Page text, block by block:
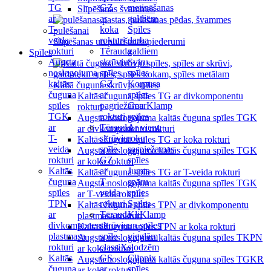
TG
ar
T-
veida
rokturi
Augsta
noslogojuma
kaltās
čuguna
spīles
TGK
ar
T-
veida
rokturi
Kaltās
čuguna
spīles
TPN
ar
divkomponentu
plastmasa
rokturi
Kaltās
čuguna
GZ
ar
koka
rokturi
Tērauda
skrūvju
spīles
GZ
ar
pagriežamu
rokturi
Tērauda
skrūvju
spīle
GZ
ar
T-
veida
rokturi
Tērauda
skrūvju
spīle
classiX
GS
ar
metināšanas
galdiem
Spīles
darba
galdiem
Sviru
spīles
Korpusa
spīles
GearKlamp
spīles
Ar vienu
roku
saspiežamas
spīles
Jumta
spāru
spīles
Spīles
KliKlamp
un spīles
vieglām
slodzēm
Clippix
spīles
Slīpēšanas švammes
Slīpēšanas un pulēšanas piederumi
Spīles
Kaltā čuguna skrūvju spīles
Kaltās čuguna spīles TG ar divkomponentu
rokturi
Augsta noslogojuma kaltās čuguna spīles TGK
ar divkomponentu rokturi
Kaltās čuguna spīles TG ar koka rokturi
Augsta noslogojuma kaltās čuguna spīles TGK
ar koka rokturi
Kaltās čuguna spīles TG ar T-veida rokturi
Augsta noslogojuma kaltās čuguna spīles TGK
ar T-veida rokturi
Kaltās čuguna spīles TPN ar divkomponentu
plastmasa rokturi
Kaltās čuguna spīles TPN ar koka rokturi
Augsta noslogojuma kaltās čuguna spīles TKPN
ar koka rokturi
Augsta noslogojuma kaltās čuguna spīles TGKR